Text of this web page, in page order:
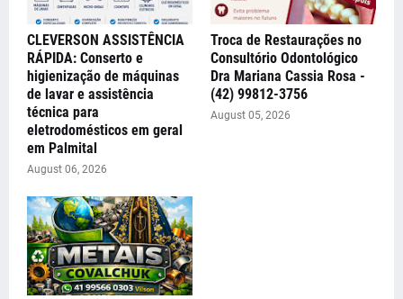
CLEVERSON ASSISTÊNCIA
RÁPIDA: Conserto e
higienização de máquinas
de lavar e assistência
técnica para
eletrodomésticos em geral
em Palmital
August 06, 2026
Troca de Restaurações no
Consultório Odontológico
Dra Mariana Cassia Rosa -
(42) 99812-3756
August 05, 2026